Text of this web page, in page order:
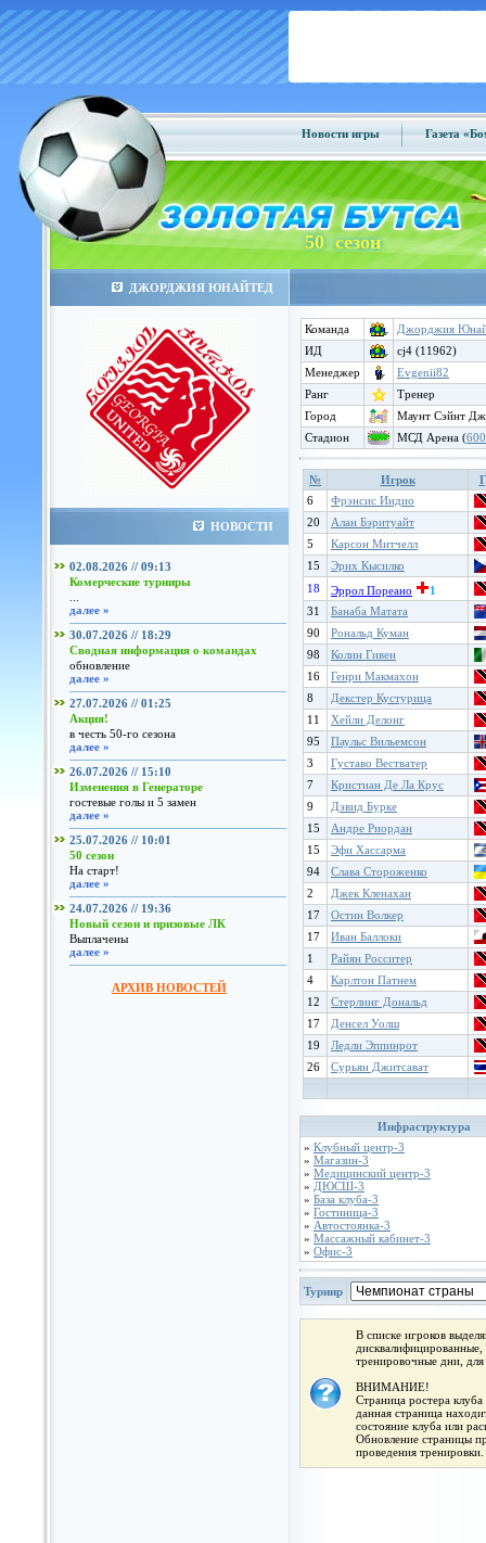
Новости игры Газета
50 сезон
ДЖОРДЖИЯ ЮНАЙТЕД
НОВОСТИ
02.08.2026 // 09:13
Комерческие турниры
далее »
30.07.2026 // 18:29
Сводная информация о командах
обновление
далее »
27.07.2026 // 01:25
Акция!
в честь 50-го сезона
далее »
26.07.2026 // 15:10
Изменения в Генераторе
гостевые голы и 5 замен
далее »
25.07.2026 // 10:01
50 сезон
На старт!
далее »
24.07.2026 // 19:36
Новый сезон и призовые ЛК
Выплачены
далее »
АРХИВ НОВОСТЕЙ
Команда
Джорджия
ИД
cj4 (11962)
Менеджер
Evgenii82
Ранг
Тренер
Город
Маунт Сэйнт
Стадион
МСД Арена (
№ Игрок
6
Фрэнсис Индио
20
Алан Бэритуайт
5
Карсон Митчелл
15
Эрих Кысилко
18
Эррол Пореано
1
31
Банаба Матата
90
Рональд Куман
98
Колин Гивен
16
Генри Макмахон
8
Декстер Кустурица
11
Хейли Делонг
95
Паульс Вильемсон
3
Густаво Вестватер
7
Кристиан Де Ла Крус
9
Дэвид Бурке
15
Андре Риордан
15
Эфи Хассарма
94
Слава Стороженко
2
Джек Кленахан
17
Остин Волкер
17
Иван Баллоки
1
Райян Росситер
4
Карлтон Патнем
12
Стерлинг Дональд
17
Денсел Уолш
19
Ледли Эппинрот
26
Сурьян Джитсават
Инфраструктура
» Клубный центр-3
» Магазин-3
» Медицинский центр-3
» ДЮСШ-3
» База клуба-3
» Гостиница-3
» Автостоянка-3
» Массажный кабинет-3
» Офис-3
Турнир
В списке игроков
тренировочные дни,
ВНИМАНИЕ!
Страница ростера
данная страница
состояние клуба или
Обновление страницы
проведения тренировки.